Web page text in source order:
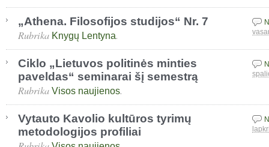
„Athena. Filosofijos studijos“ Nr. 7
Rubrika Knygų Lentyna.
Ciklo „Lietuvos politinės minties
paveldas“ seminarai šį semestrą
Rubrika Visos naujienos.
Vytauto Kavolio kultūros tyrimų
metodologijos profiliai